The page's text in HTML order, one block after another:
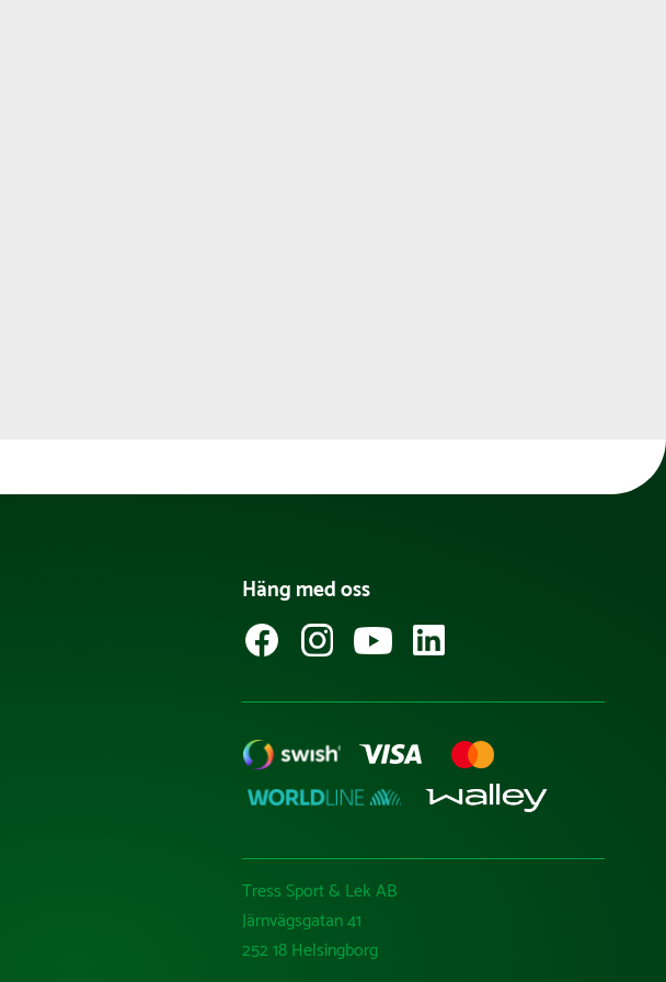
Häng med oss
Tress Sport & Lek AB
Järnvägsgatan 41
252 18 Helsingborg